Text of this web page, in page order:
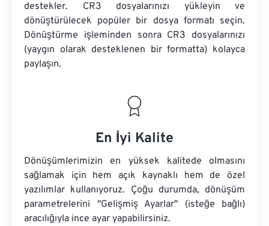
destekler. CR3 dosyalarınızı yükleyin ve
dönüştürülecek popüler bir dosya formatı seçin.
Dönüştürme işleminden sonra CR3 dosyalarınızı
(yaygın olarak desteklenen bir formatta) kolayca
paylaşın.
En İyi Kalite
Dönüşümlerimizin en yüksek kalitede olmasını
sağlamak için hem açık kaynaklı hem de özel
yazılımlar kullanıyoruz. Çoğu durumda, dönüşüm
parametrelerini "Gelişmiş Ayarlar" (isteğe bağlı)
aracılığıyla ince ayar yapabilirsiniz.